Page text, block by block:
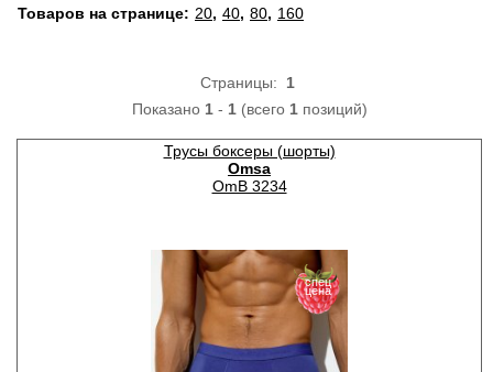
Товаров на странице: 20, 40, 80, 160
Страницы: 1
Показано 1- 1(всего 1позиций)
Трусы боксеры (шорты)
Omsa
OmB 3234
спец
цена